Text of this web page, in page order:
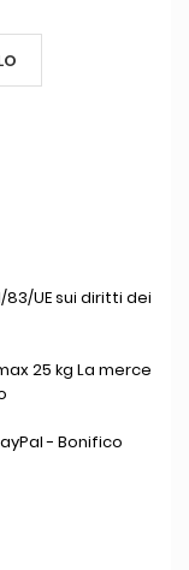
UE sui diritti dei
25 kg La merce
- Bonifico